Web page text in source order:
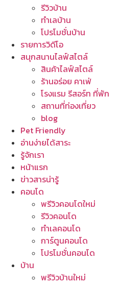
รีวิวบ้าน
ทำเลบ้าน
โปรโมชั่นบ้าน
รายการวิดีโอ
สนุกสนานไลฟ์สไตล์
สินค้าไลฟ์สไตล์
ร้านอร่อย คาเฟ่
โรงแรม รีสอร์ท ที่พัก
สถานที่ท่องเที่ยว
blog
Pet Friendly
อ่านง่ายได้สาระ
รู้จักเรา
หน้าแรก
ข่าวสารน่ารู้
คอนโด
พรีวิวคอนโดใหม่
รีวิวคอนโด
ทำเลคอนโด
การ์ตูนคอนโด
โปรโมชั่นคอนโด
บ้าน
พรีวิวบ้านใหม่